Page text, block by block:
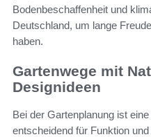
Bodenbeschaffenheit und
Deutschland, um lange
haben.
Gartenwege mit
Designideen
Bei der Gartenplanung ist
entscheidend für Funktion